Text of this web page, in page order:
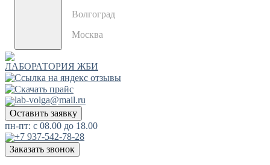
Волгоград
Москва
ЛАБОРАТОРИЯ ЖБИ
lab-volga@mail.ru
Оставить заявку
пн-пт: с 08.00 до 18.00
+7 937-542-78-28
Заказать звонок